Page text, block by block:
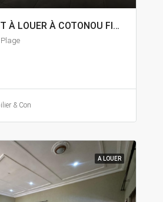
APPARTEMENT À LOUER À COTONOU FIDJROSSÈ PLAGE
& Construction
A LOUER